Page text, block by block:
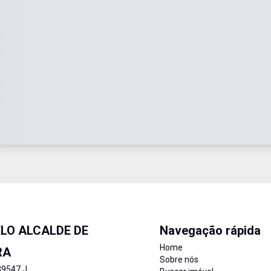
ALCALDE DE
Navegação rápida
Home
Sobre nós